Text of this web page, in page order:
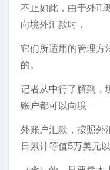
不止如此，由于外币
向境外汇款时，
它们所适用的管理方
的。
记者从中行了解到，
账户都可以向境
外账户汇款，按照外
日累计等值5万美元